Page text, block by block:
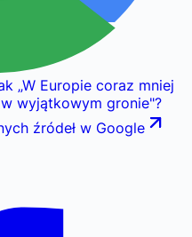
„W Europie coraz mniej
w wyjątkowym gronie"?
źródeł w Google